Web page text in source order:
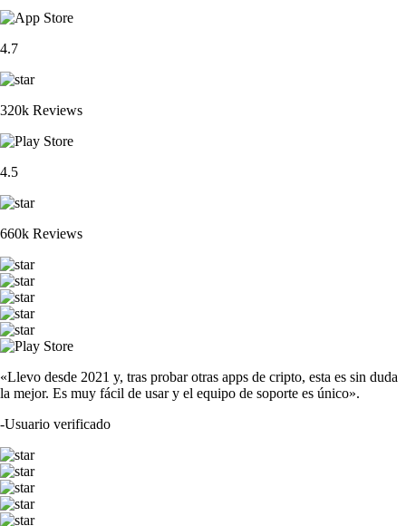
4.7
320k Reviews
4.5
660k Reviews
«Llevo desde 2021 y, tras probar otras apps de cripto, esta es sin duda
la mejor. Es muy fácil de usar y el equipo de soporte es único».
-Usuario verificado